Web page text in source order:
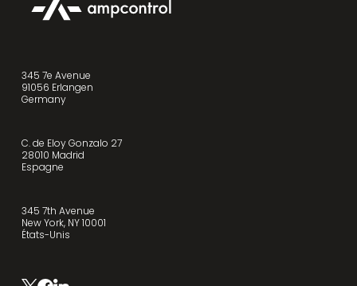
345 7e Avenue
91056 Erlangen
Germany
C. de Eloy Gonzalo 27
28010 Madrid
Espagne
345 7th Avenue
New York, NY 10001
États-Unis